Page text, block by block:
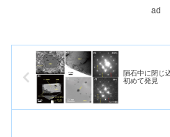
ジ
ad
隕石中に閉じ
初めて発見